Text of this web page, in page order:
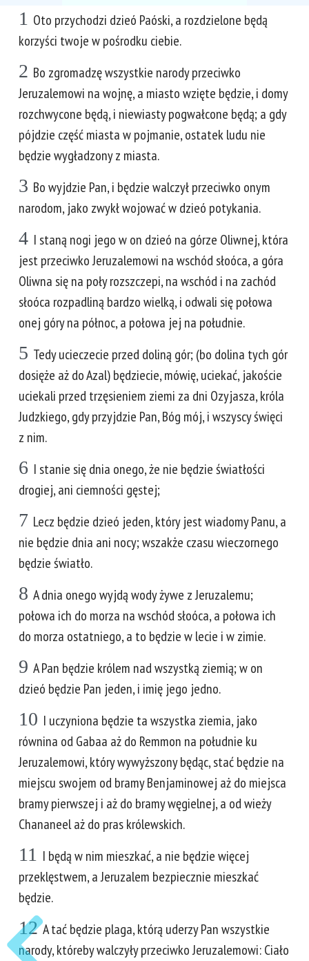
1 Oto przychodzi dzieó Paóski, a rozdzielone będą
korzyści twoje w pośrodku ciebie.
2 Bo zgromadzę wszystkie narody przeciwko
Jeruzalemowi na wojnę, a miasto wzięte będzie, i domy
rozchwycone będą, i niewiasty pogwałcone będą; a gdy
pójdzie część miasta w pojmanie, ostatek ludu nie
będzie wygładzony z miasta.
3 Bo wyjdzie Pan, i będzie walczył przeciwko onym
narodom, jako zwykł wojować w dzieó potykania.
4 I staną nogi jego w on dzieó na górze Oliwnej, która
jest przeciwko Jeruzalemowi na wschód słoóca, a góra
Oliwna się na poły rozszczepi, na wschód i na zachód
słoóca rozpadliną bardzo wielką, i odwali się połowa
onej góry na północ, a połowa jej na południe.
5 Tedy ucieczecie przed doliną gór; (bo dolina tych gór
dosięże aż do Azal) będziecie, mówię, uciekać, jakoście
uciekali przed trzęsieniem ziemi za dni Ozyjasza, króla
Judzkiego, gdy przyjdzie Pan, Bóg mój, i wszyscy święci
z nim.
6 I stanie się dnia onego, że nie będzie światłości
drogiej, ani ciemności gęstej;
7 Lecz będzie dzieó jeden, który jest wiadomy Panu, a
nie będzie dnia ani nocy; wszakże czasu wieczornego
będzie światło.
8 A dnia onego wyjdą wody żywe z Jeruzalemu;
połowa ich do morza na wschód słoóca, a połowa ich
do morza ostatniego, a to będzie w lecie i w zimie.
9 A Pan będzie królem nad wszystką ziemią; w on
dzieó będzie Pan jeden, i imię jego jedno.
10 I uczyniona będzie ta wszystka ziemia, jako
równina od Gabaa aż do Remmon na południe ku
Jeruzalemowi, który wywyższony będąc, stać będzie na
miejscu swojem od bramy Benjaminowej aż do miejsca
bramy pierwszej i aż do bramy węgielnej, a od wieży
Chananeel aż do pras królewskich.
11 I będą w nim mieszkać, a nie będzie więcej
przeklęstwem, a Jeruzalem bezpiecznie mieszkać
będzie.
12 A tać będzie plaga, którą uderzy Pan wszystkie
narody, któreby walczyły przeciwko Jeruzalemowi: Ciało